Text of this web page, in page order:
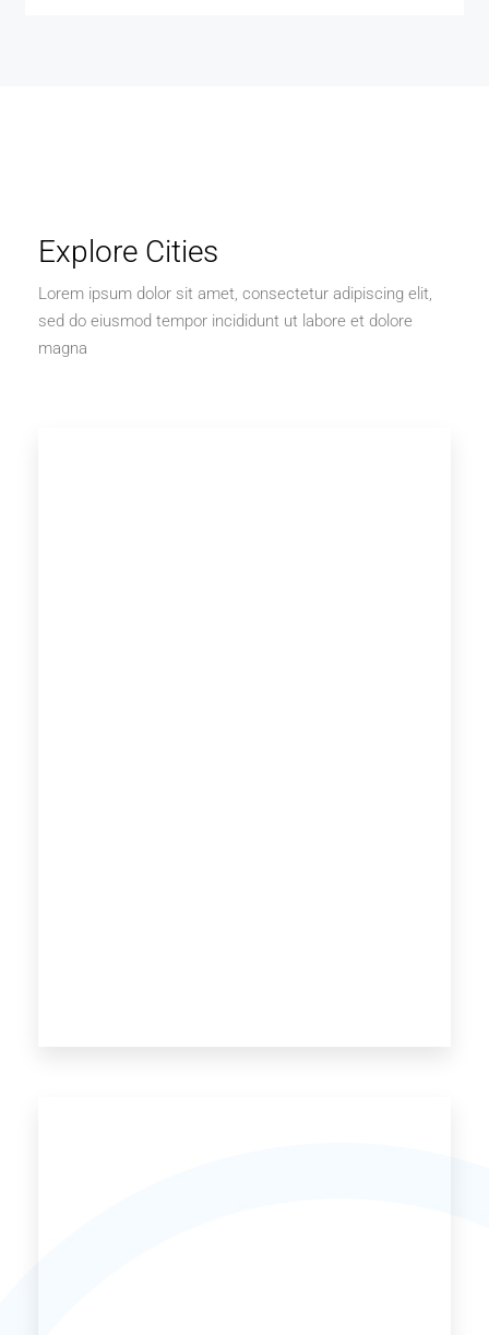
Explore Cities
Lorem ipsum dolor sit amet, consectetur adipiscing elit,
sed do eiusmod tempor incididunt ut labore et dolore
magna